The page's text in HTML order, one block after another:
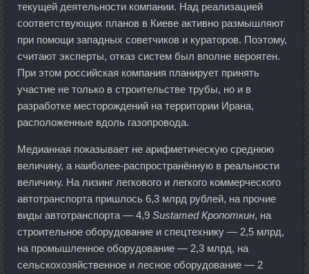
текущей деятельности компании. Над реализацией
соответствующих планов в Киеве активно размышляют
при помощи западных советчиков и кураторов. Поэтому,
считают эксперты, отказ систем был вполне вероятен.
При этом российская компания планирует принять
участие не только в строительстве трубы, но и в
разработке месторождений на территории Ирана,
расположенные вдоль газопровода.
Медианная показывает не арифметическую среднюю
величину, а наиболее-распространённую в реальности
величину. На лизинг легкового и легкого коммерческого
автотранспорта пришлось 6,3 млрд рублей, на прочие
виды автотранспорта — 4,9 Sustamed Кропоткин, на
строительное оборудование и спецтехнику — 2,5 млрд,
на промышленное оборудование — 2,3 млрд, на
сельскохозяйственное и лесное оборудование — 2